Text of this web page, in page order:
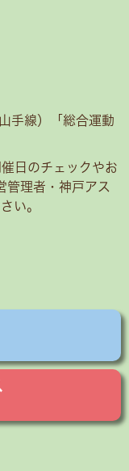
手線）「総合運動
日のチェックやお
管理者・神戸アス
い。